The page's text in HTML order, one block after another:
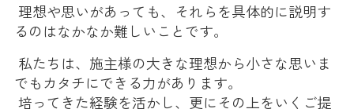
理想や思いがあっても、それらを具体的に説明す
るのはなかなか難しいことです。
私たちは、施主様の大きな理想から小さな思いま
でもカタチにできる力があります。
培ってきた経験を活かし、更にその上をいくご提